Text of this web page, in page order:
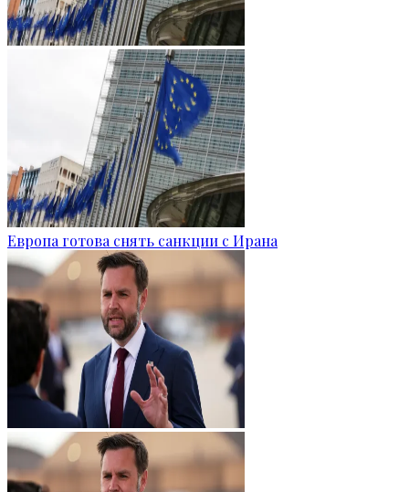
Европа готова снять санкции с Ирана